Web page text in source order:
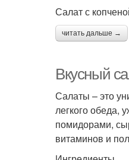
Салат с
читать дальше →
Вкусный
Салаты – это
легкого обеда,
помидорами,
витаминов и